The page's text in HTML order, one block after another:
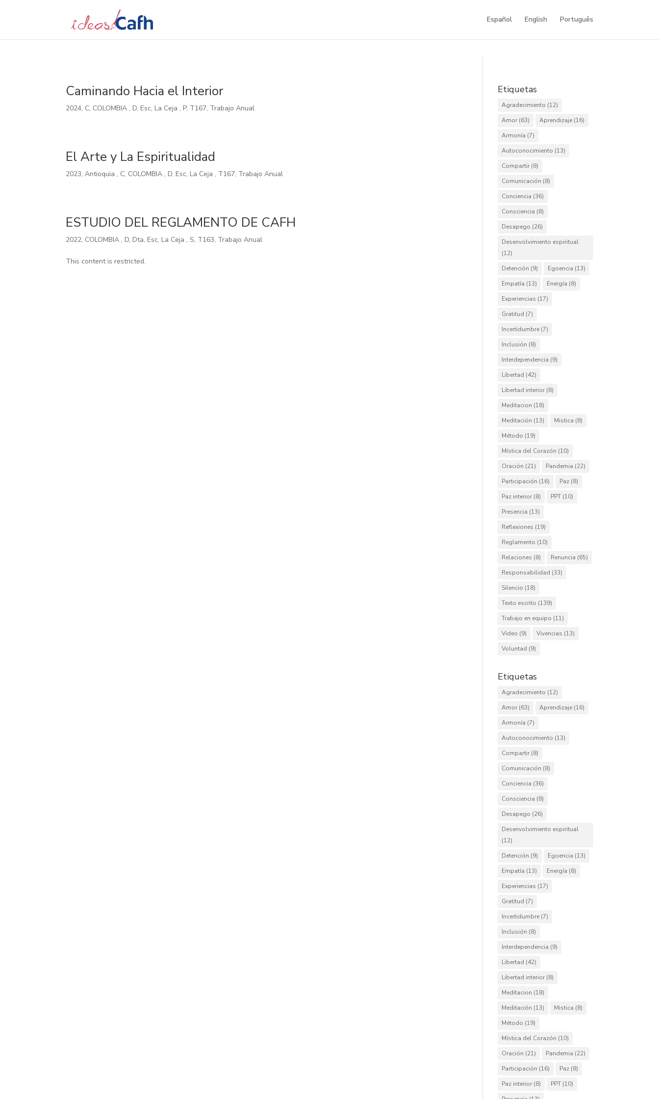
Español English Português
Caminando Hacia el Interior
2024, C, COLOMBIA ,D,Esc,La Ceja ,P, T167, Trabajo Anual
El Arte y La Espiritualidad
2023,Antioquia , C, COLOMBIA ,D,Esc,La Ceja , T167, Trabajo Anual
ESTUDIO DEL REGLAMENTO DE CAFH
2022, COLOMBIA ,D,Dta,Esc,La Ceja ,S, T163, Trabajo Anual
This content is restricted.
Etiquetas
Agradecimiento (12)
Amor (63) Aprendizaje (16)
Armonía (7)
Autoconocimiento (13)
Compartir (8)
Comunicación (8)
Conciencia (36)
Consciencia (8)
Desapego (26)
Desenvolvimiento espiritual
(12)
Detención (9) Egoencia (13)
Empatía (13) Energía (8)
Experiencias (17)
Gratitud (7)
Incertidumbre (7)
Inclusión (8)
Interdependencia (9)
Libertad (42)
Libertad interior (8)
Meditacion (18)
Meditación (13) Mistica (8)
Método (19)
Mística del Corazón (10)
Oración (21) Pandemia (22)
Participación (16) Paz (8)
Paz interior (8) PPT (10)
Presencia (13)
Reflexiones (19)
Reglamento (10)
Relaciones (8) Renuncia (65)
Responsabilidad (33)
Silencio (18)
Texto escrito (139)
Trabajo en equipo (11)
Video (9) Vivencias (13)
Voluntad (9)
Etiquetas
Agradecimiento (12)
Amor (63) Aprendizaje (16)
Armonía (7)
Autoconocimiento (13)
Compartir (8)
Comunicación (8)
Conciencia (36)
Consciencia (8)
Desapego (26)
Desenvolvimiento espiritual
(12)
Detención (9) Egoencia (13)
Empatía (13) Energía (8)
Experiencias (17)
Gratitud (7)
Incertidumbre (7)
Inclusión (8)
Interdependencia (9)
Libertad (42)
Libertad interior (8)
Meditacion (18)
Meditación (13) Mistica (8)
Método (19)
Mística del Corazón (10)
Oración (21) Pandemia (22)
Participación (16) Paz (8)
Paz interior (8) PPT (10)